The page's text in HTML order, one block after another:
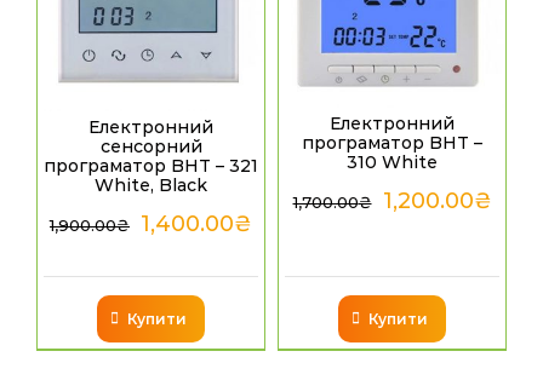
Електронний
сенсорний
програматор BHT – 321
White, Black
1,900.00₴ 1,400.00₴
Купити
Електронний
програматор BHT –
310 White
1,700.00₴ 1,200.00₴
Купити